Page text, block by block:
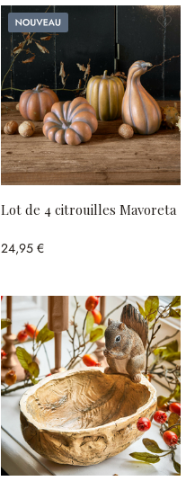
Nouveau
Lot de 4 citrouilles Mavoreta
24,95 €